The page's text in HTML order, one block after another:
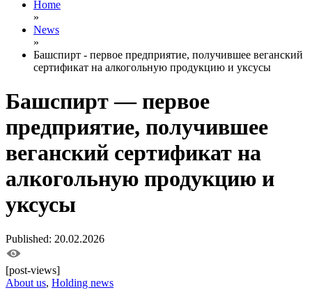
Home
»
News
»
Башспирт - первое предприятие, получившее веганский
сертификат на алкогольную продукцию и уксусы
Башспирт — первое
предприятие, получившее
веганский сертификат на
алкогольную продукцию и
уксусы
Published: 20.02.2026
[post-views]
About us, Holding news